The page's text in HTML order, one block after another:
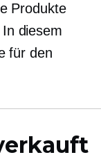
Produkte
diesem
für den